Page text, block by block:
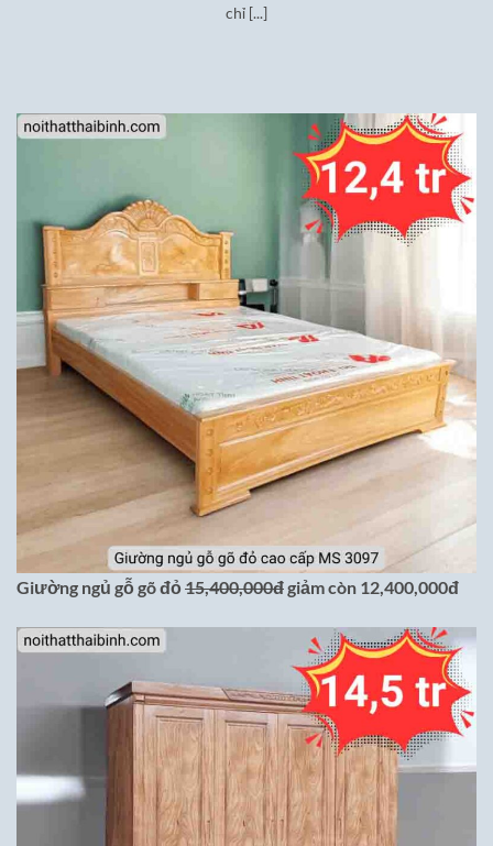
chỉ [...]
Giường ngủ gỗ gõ đỏ 15,400,000đgiảm còn 12,400,000đ